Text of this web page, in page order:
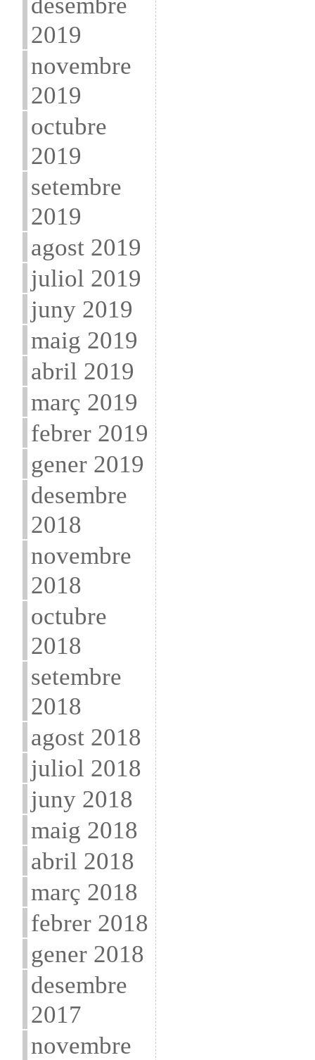
2019
novembre
2019
octubre
2019
setembre
2019
agost 2019
juliol 2019
juny 2019
maig 2019
abril 2019
març 2019
febrer 2019
gener 2019
desembre
2018
novembre
2018
octubre
2018
setembre
2018
agost 2018
juliol 2018
juny 2018
maig 2018
abril 2018
març 2018
febrer 2018
gener 2018
desembre
2017
novembre